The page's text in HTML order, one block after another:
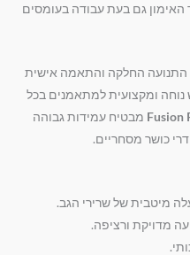
גם בעת עבודה בעומסים
התנועה החלקה והתאמה אישית
נוחה ומקצועית למתאמנים בכל
Fusion מבטיח עמידות גבוהה
כושר מסחריים.
מיטבית של שרירי הגב.
מדויקת ורציפה.